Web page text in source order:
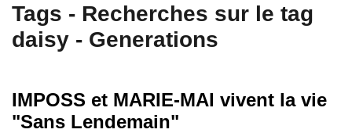
Tags - Recherches sur le tag
daisy - Generations
IMPOSS et MARIE-MAI vivent la vie
"Sans Lendemain"